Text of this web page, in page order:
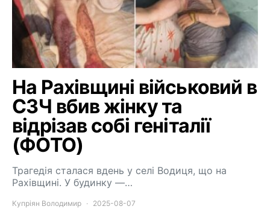
На Рахівщині військовий в
СЗЧ вбив жінку та
відрізав собі геніталії
(ФОТО)
Трагедія сталася вдень у селі Водиця, що на
Рахівщині. У будинку —…
Купріян Володимир 2025-08-07